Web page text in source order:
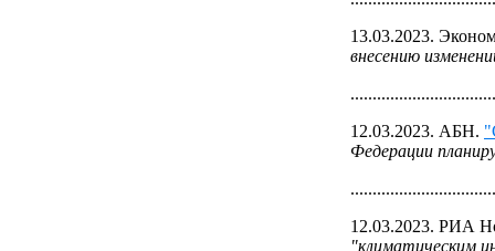
13.03.2023.
внесению
12.03.2023. АБН.
Федерации
12.03.2023. РИА
"климатическим